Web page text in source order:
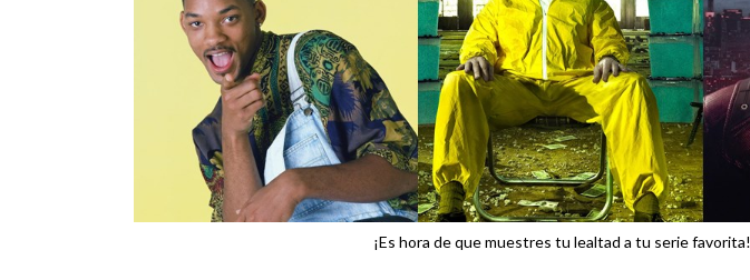
¡Es hora de que muestres tu lealtad a tu serie favorita!